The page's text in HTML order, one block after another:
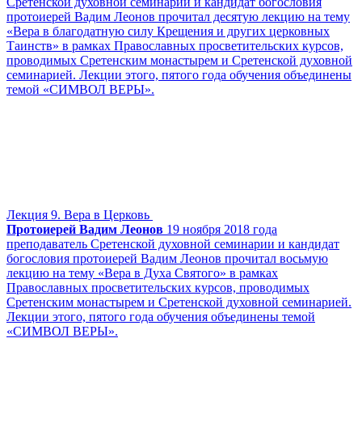
протоиерей Вадим Леонов прочитал десятую лекцию на тему
«Вера в благодатную силу Крещения и других церковных
Таинств» в рамках Православных просветительских курсов,
проводимых Сретенским монастырем и Сретенской духовной
семинарией. Лекции этого, пятого года обучения объединены
темой «СИМВОЛ ВЕРЫ».
Лекция 9. Вера в Церковь
Протоиерей Вадим Леонов 19 ноября 2018 года
преподаватель Сретенской духовной семинарии и кандидат
богословия протоиерей Вадим Леонов прочитал восьмую
лекцию на тему «Вера в Духа Святого» в рамках
Православных просветительских курсов, проводимых
Сретенским монастырем и Сретенской духовной семинарией.
Лекции этого, пятого года обучения объединены темой
«СИМВОЛ ВЕРЫ».